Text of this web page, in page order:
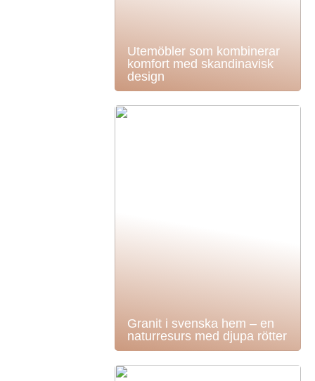
Utemöbler som kombinerar
komfort med skandinavisk
design
Granit i svenska hem – en
naturresurs med djupa rötter